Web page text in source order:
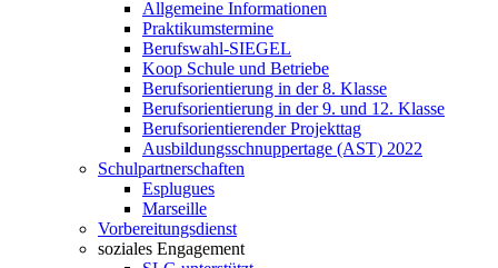
Allgemeine Informationen
Praktikumstermine
Berufswahl-SIEGEL
Koop Schule und Betriebe
Berufsorientierung in der 8. Klasse
Berufsorientierung in der 9. und 12. Klasse
Berufsorientierender Projekttag
Ausbildungsschnuppertage (AST) 2022
Schulpartnerschaften
Esplugues
Marseille
Vorbereitungsdienst
soziales Engagement